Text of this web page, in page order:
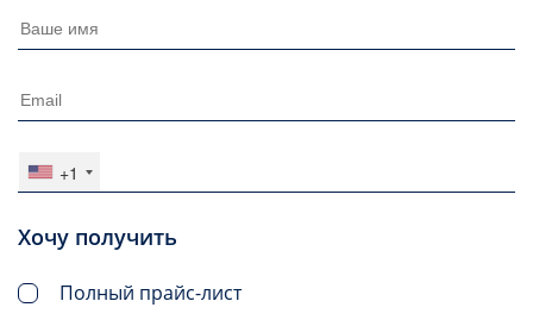
+1
Хочу получить
Полный прайс-лист